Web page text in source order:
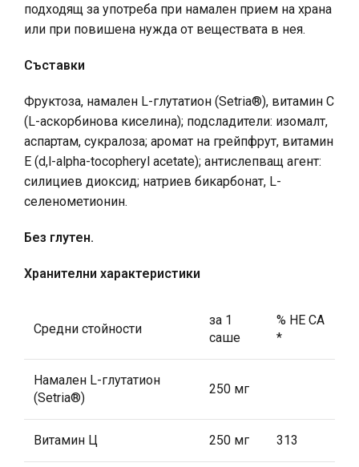
подходящ за употреба при намален прием на храна
или при повишена нужда от веществата в нея.
Съставки
Фруктоза, намален L-глутатион (Setria®), витамин C
(L-аскорбинова киселина); подсладители: изомалт,
аспартам, сукралоза; аромат на грейпфрут, витамин
Е (d,l-alpha-tocopheryl acetate); антислепващ агент:
силициев диоксид; натриев бикарбонат, L-
селенометионин.
Без глутен.
Хранителни характеристики
Средни стойности
за 1
саше
% НЕ СА
*
Намален L-глутатион
(Setria®)
250 мг
Витамин Ц 250 мг 313